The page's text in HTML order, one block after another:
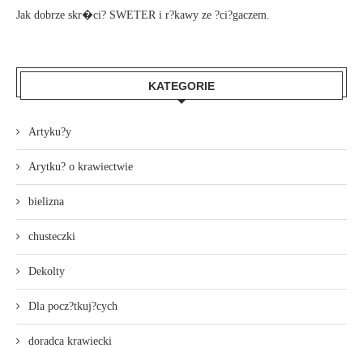
Jak dobrze skr�ci? SWETER i r?kawy ze ?ci?gaczem.
KATEGORIE
Artyku?y
Arytku? o krawiectwie
bielizna
chusteczki
Dekolty
Dla pocz?tkuj?cych
doradca krawiecki